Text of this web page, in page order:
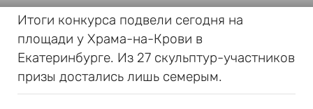
Итоги конкурса подвели сегодня на
площади у Храма-на-Крови в
Екатеринбурге. Из 27 скульптур-участников
призы достались лишь семерым.